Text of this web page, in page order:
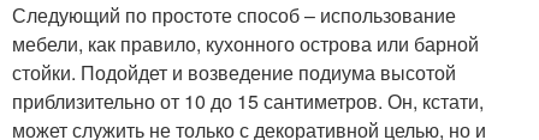
Следующий по простоте способ – использование
мебели, как правило, кухонного острова или барной
стойки. Подойдет и возведение подиума высотой
приблизительно от 10 до 15 сантиметров. Он, кстати,
может служить не только с декоративной целью, но и